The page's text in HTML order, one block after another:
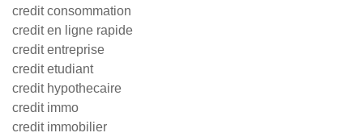
credit consommation
credit en ligne rapide
credit entreprise
credit etudiant
credit hypothecaire
credit immo
credit immobilier